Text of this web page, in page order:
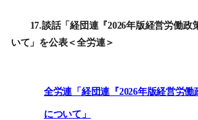
17.談話「経団連『2026年版経営労働政
いて」を公表＜全労連＞
全労連「経団連『2026年版経営労働
について」